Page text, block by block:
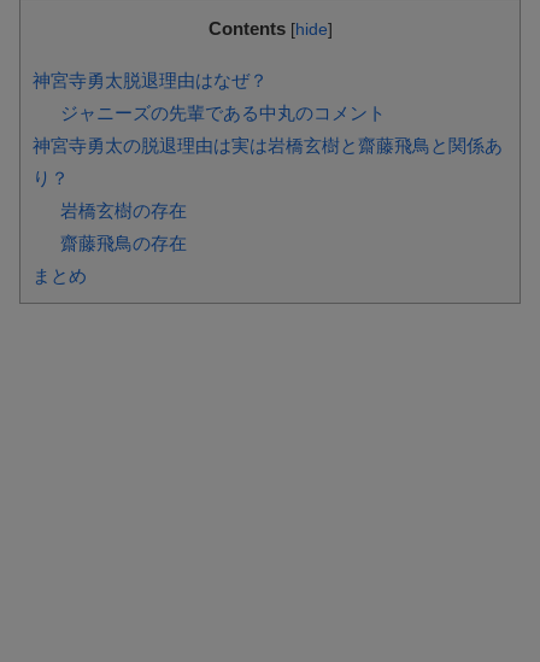
Contents [hide]
神宮寺勇太脱退理由はなぜ？
ジャニーズの先輩である中丸のコメント
神宮寺勇太の脱退理由は実は岩橋玄樹と齋藤飛鳥と関係あ
り？
岩橋玄樹の存在
齋藤飛鳥の存在
まとめ